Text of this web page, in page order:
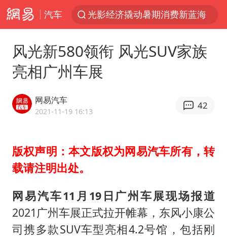
汽车
光影经济撬动暑期消费新蓝海
国乒女单三将晋级四强
选专业别因“热门”窄化“热爱”
情侣平潭拍日出坠崖1死1伤
茅台部分直营店飞天茅台提价
白海豚将正面袭击贯穿浙江
宇树王兴兴被问了360多个问题
上四休三，但降薪1000元，你接受吗？
风光新580领衔 风光SUV家族
亮相广州车展
网易汽车
2021-11-19 16:13
42
版权声明：本文版权为网易汽车所有，转
载请注明出处。
网易汽车11月19日广州车展现场报道
2021广州车展正式拉开帷幕，东风小康公
司携多款SUV车型亮相4.2号馆，包括刚